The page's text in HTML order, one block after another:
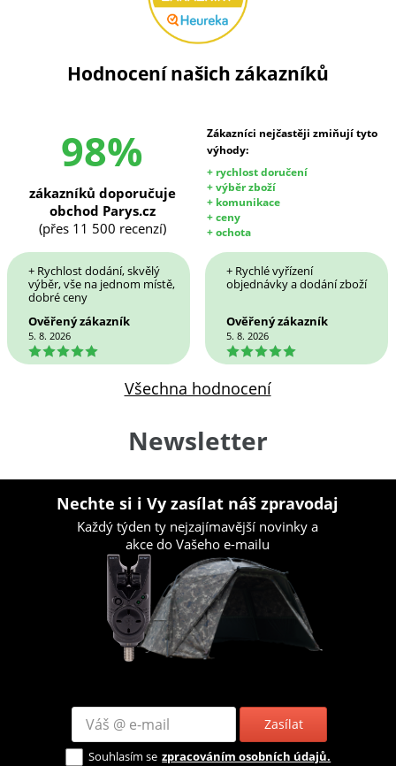
Hodnocení našich zákazníků
98%
Zákazníci nejčastěji zmiňují tyto
výhody:
+ rychlost doručení
+ výběr zboží
+ komunikace
+ ceny
+ ochota
zákazníků doporučuje
obchod Parys.cz
(přes 11 500 recenzí)
+ Rychlost dodání, skvělý
výběr, vše na jednom místě,
dobré ceny
Ověřený zákazník
5. 8. 2026
5
+ Rychlé vyřízení
objednávky a dodání zboží
Ověřený zákazník
5. 8. 2026
5
Všechna hodnocení
Newsletter
Nechte si i Vy zasílat náš zpravodaj
Každý týden ty nejzajímavější novinky a
akce do Vašeho e-mailu
Zasílat
Souhlasím se zpracováním osobních údajů.